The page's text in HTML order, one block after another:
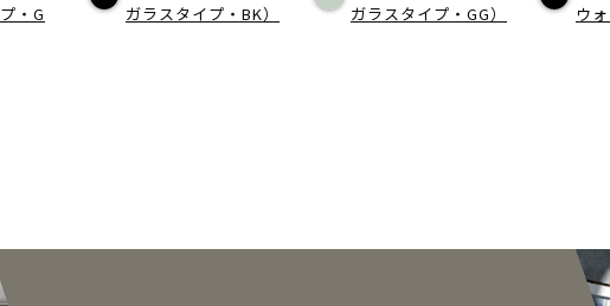
・G
ガラスタイプ・BK）
ガラスタイプ・GG）
ウ